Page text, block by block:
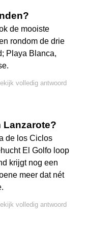
de mooiste
rondom de drie
Playa Blanca,
volledig antwoord
Lanzarote?
de los Ciclos
El Golfo loop
krijgt nog een
meer dat nét
volledig antwoord